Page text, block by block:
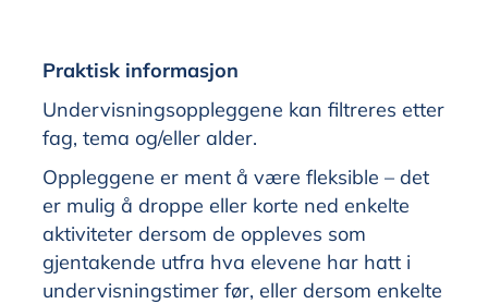
Praktisk informasjon
Undervisningsoppleggene kan filtreres etter
fag, tema og/eller alder.
Oppleggene er ment å være fleksible – det
er mulig å droppe eller korte ned enkelte
aktiviteter dersom de oppleves som
gjentakende utfra hva elevene har hatt i
undervisningstimer før, eller dersom enkelte